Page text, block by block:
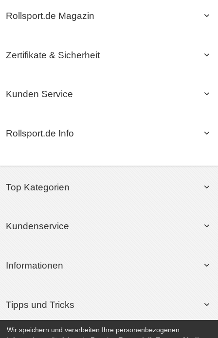
Rollsport.de Magazin
Zertifikate & Sicherheit
Kunden Service
Rollsport.de Info
Top Kategorien
Kundenservice
Informationen
Tipps und Tricks
Wir speichern und verarbeiten Ihre personenbezogenen